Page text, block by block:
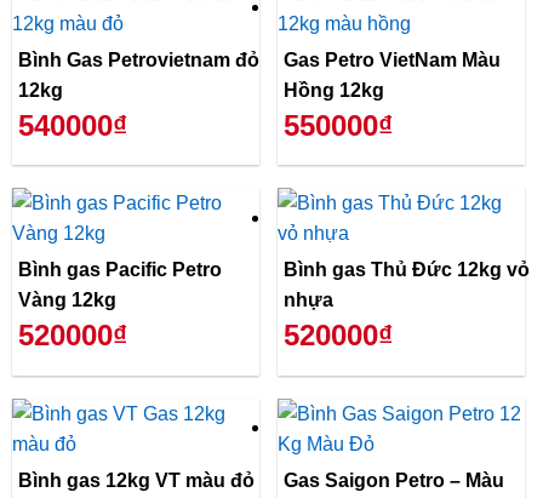
Bình Gas Petrovietnam đỏ
12kg
540000₫
Gas Petro VietNam Màu
Hồng 12kg
550000₫
Bình gas Pacific Petro
Vàng 12kg
520000₫
Bình gas Thủ Đức 12kg vỏ
nhựa
520000₫
Bình gas 12kg VT màu đỏ
Gas Saigon Petro – Màu